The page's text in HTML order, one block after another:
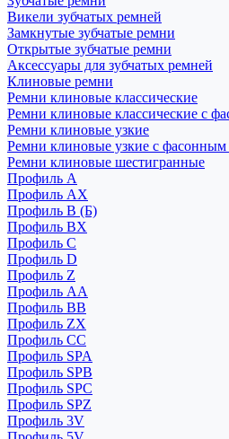
Викели зубчатых ремней
Замкнутые зубчатые ремни
Открытые зубчатые ремни
Аксессуары для зубчатых ремней
Клиновые ремни
Ремни клиновые классические
Ремни клиновые классические с
Ремни клиновые узкие
Ремни клиновые узкие с фасонным
Ремни клиновые шестигранные
Профиль A
Профиль AX
Профиль B (Б)
Профиль BX
Профиль C
Профиль D
Профиль Z
Профиль АА
Профиль BB
Профиль ZX
Профиль CC
Профиль SPA
Профиль SPB
Профиль SPC
Профиль SPZ
Профиль 3V